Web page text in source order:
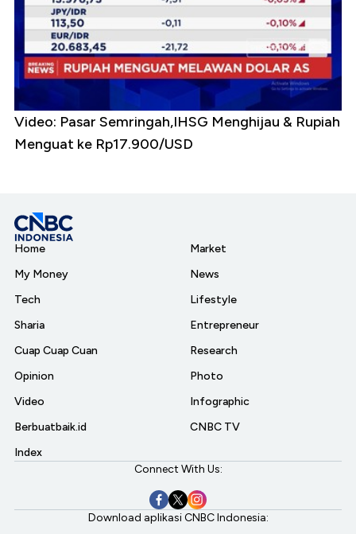
Video: Pasar Semringah,IHSG Menghijau & Rupiah
Menguat ke Rp17.900/USD
Home
My Money
Tech
Sharia
Cuap Cuap Cuan
Opinion
Video
Berbuatbaik.id
Index
Market
News
Lifestyle
Entrepreneur
Research
Photo
Infographic
CNBC TV
Connect With Us:
Download aplikasi CNBC Indonesia: